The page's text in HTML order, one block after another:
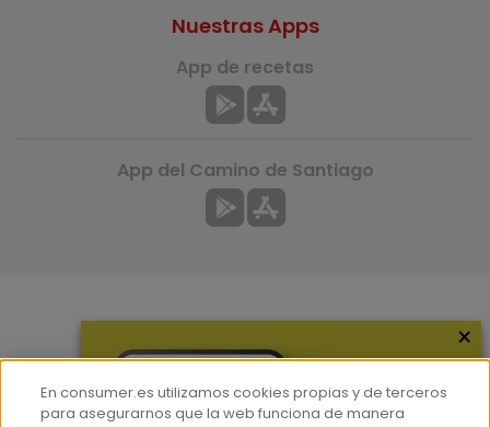
Hemeroteca
Nuestras Apps
App de recetas
App del Camino de Santiago
×
En consumer.es utilizamos cookies propias y de terceros
para asegurarnos que la web funciona de manera